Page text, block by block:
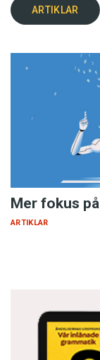
ARTIKLAR
Mer fokus
ARTIKLAR